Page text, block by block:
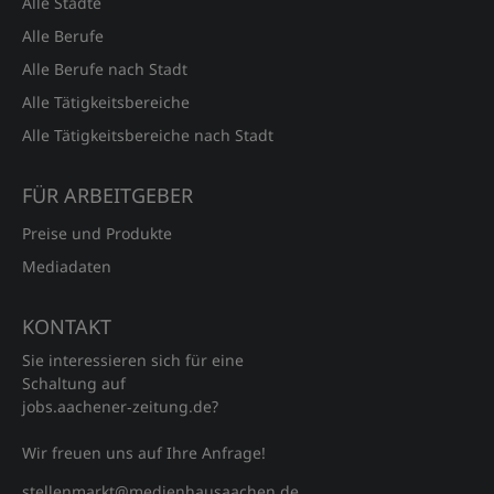
Alle Berufe
Alle Berufe nach Stadt
Alle Tätigkeitsbereiche
Alle Tätigkeitsbereiche nach Stadt
FÜR ARBEITGEBER
Preise und Produkte
Mediadaten
KONTAKT
Sie interessieren sich für eine
Schaltung auf
jobs.aachener‑zeitung.de?
Wir freuen uns auf Ihre Anfrage!